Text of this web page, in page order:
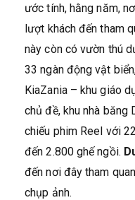
ước tính, hằng năm,
lượt khách đến tham
này còn có vườn thú
33 ngàn động vật
KiaZania – khu giáo
chủ đề, khu nhà băng
chiếu phim Reel với
đến 2.800 ghế ngồi.
đến nơi đây tham
chụp ảnh.